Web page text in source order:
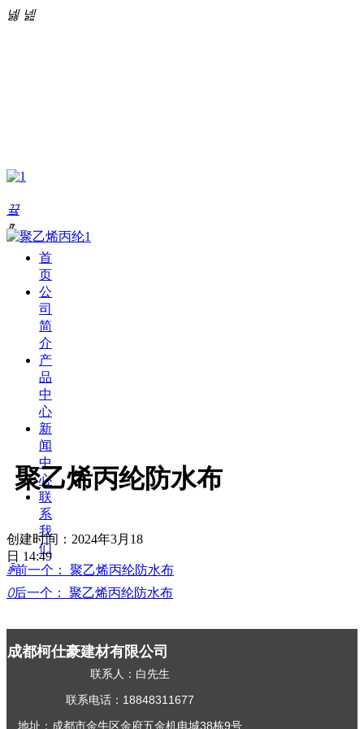
넳 넲
끀
ꁲ
首
页
公
司
简
介
产
品
中
心
新
闻
中
心
联
系
我
们
聚乙烯丙纶防水布
创建时间： 2024年3月18
日 14:49
ꄴ前一个：
聚乙烯丙纶防水布
ꄲ后一个： 聚乙烯丙纶防水布
成都柯仕豪建材有限公司
联系人：白先生
联系电话：18848311677
地址：成都市金牛区金府五金机电城38栋9号